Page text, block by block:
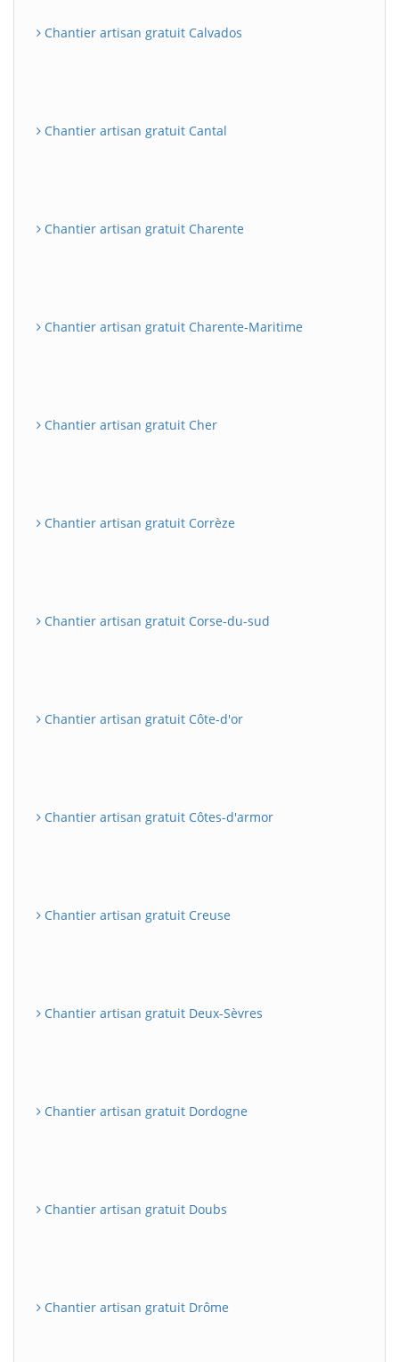
Chantier artisan gratuit Calvados
Chantier artisan gratuit Cantal
Chantier artisan gratuit Charente
Chantier artisan gratuit Charente-Maritime
Chantier artisan gratuit Cher
Chantier artisan gratuit Corrèze
Chantier artisan gratuit Corse-du-sud
Chantier artisan gratuit Côte-d'or
Chantier artisan gratuit Côtes-d'armor
Chantier artisan gratuit Creuse
Chantier artisan gratuit Deux-Sèvres
Chantier artisan gratuit Dordogne
Chantier artisan gratuit Doubs
Chantier artisan gratuit Drôme